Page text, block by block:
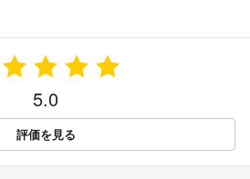
5.0
評価を見る